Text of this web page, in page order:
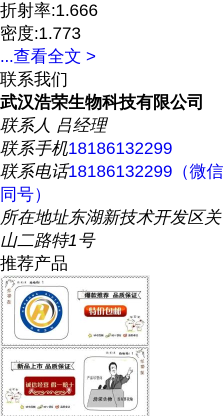
折射率:1.666
密度:1.773
...查看全文 >
联系我们
武汉浩荣生物科技有限公司
联系人 吕经理
联系手机18186132299
联系电话18186132299（微信
同号）
所在地址东湖新技术开发区关
山二路特1号
推荐产品